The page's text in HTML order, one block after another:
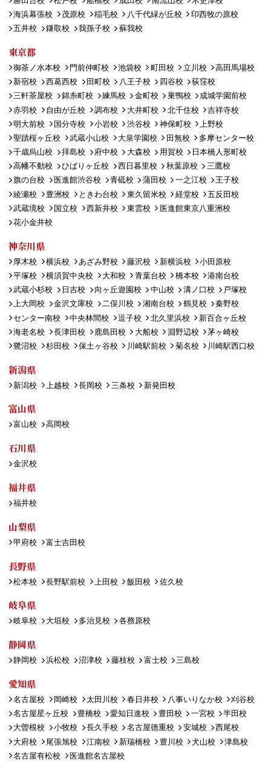
海浜幕張校
茂原校 稲毛校 八千代緑が丘校
印西牧の原校
五井校
鎌取校 我孫子校 蘇我校
東京都
御茶ノ水本校 門前仲町校 池袋校 町田校 立川校
高田馬場校
新宿校
西葛西校 田町校 八王子校 四谷校
荻窪校
三軒茶屋校
錦糸町校 練馬校 金町校 巣鴨校
成城学園前校
赤羽校
自由が丘校 調布校 大井町校 北千住校
吉祥寺校
明大前校
国分寺校 小岩校 渋谷校 神保町校
上野校
聖蹟桜ヶ丘校
武蔵小山校 大泉学園校 田無校
多摩センター校
千歳烏山校
拝島校 府中校 大森校 用賀校
日本橋人形町校
高幡不動校
ひばりヶ丘校 西日暮里校 秋葉原校
三鷹校
旗の台校
医進館渋谷校 青砥校 蒲田校 一之江校
王子校
綾瀬校
豊洲校 ときわ台校 東久留米校 経堂校
五反田校
武蔵境校
国立校 西新井校 東雲校
医進館東京八重洲校
花小金井校
神奈川県
厚木校 横浜校 あざみ野校 藤沢校 新横浜校
小田原校
平塚校
横須賀中央校 大和校 青葉台校 橋本校
港南台校
武蔵小杉校
日吉校 向ヶ丘遊園校 中山校 溝ノ口校
戸塚校
上大岡校
金沢文庫校 二俣川校 湘南台校 鶴見校
秦野校
センター南校
中央林間校 逗子校 北久里浜校
新百合ヶ丘校
海老名校
長津田校 鹿島田校 大船校 淵野辺校
茅ヶ崎校
鷺沼校
杉田校 保土ヶ谷校 川崎駅前校 菊名校 川崎駅西口校
新潟県
新潟校 上越校 長岡校 三条校 新発田校
富山県
富山校 高岡校
石川県
金沢校
福井県
福井校
山梨県
甲府校 富士吉田校
長野県
松本校 長野駅前校 上田校 飯田校 佐久校
岐阜県
岐阜校 大垣校 多治見校 各務原校
静岡県
静岡校 浜松校 沼津校 藤枝校 富士校 三島校
愛知県
名古屋校 岡崎校 太田川校 春日井校 八事いりなか校
刈谷校
名古屋星ヶ丘校
豊橋校 愛知日進校 豊田校 一宮校
半田校
大曽根校
小牧校 長久手校 名古屋徳重校 安城校
西尾校
大府校
尾張旭校 江南校 新瑞橋校 豊川校 犬山校
津島校
名古屋有松校
医進館名古屋校